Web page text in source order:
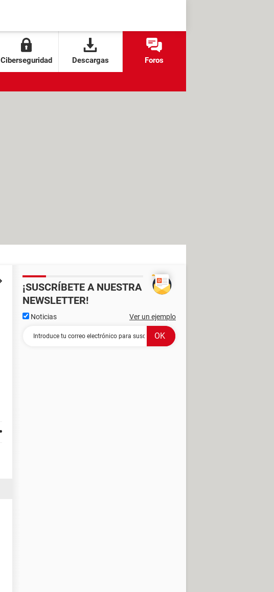
Ciberseguridad Descargas Foros
¡SUSCRÍBETE A NUESTRA
NEWSLETTER!
Noticias Ver un ejemplo